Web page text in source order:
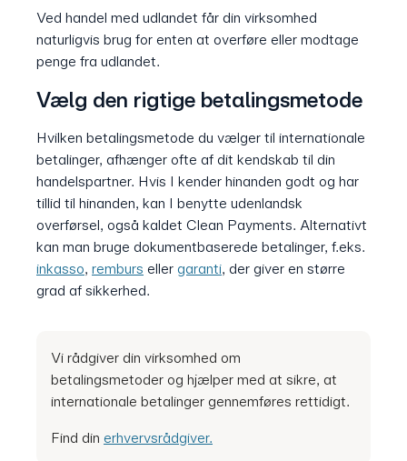
Ved handel med udlandet får din virksomhed
naturligvis brug for enten at overføre eller modtage
penge fra udlandet.
Vælg den rigtige betalingsmetode
Hvilken betalingsmetode du vælger til internationale
betalinger, afhænger ofte af dit kendskab til din
handelspartner. Hvis I kender hinanden godt og har
tillid til hinanden, kan I benytte udenlandsk
overførsel, også kaldet Clean Payments. Alternativt
kan man bruge dokumentbaserede betalinger, f.eks.
inkasso, remburs eller garanti, der giver en større
grad af sikkerhed.
Vi rådgiver din virksomhed om
betalingsmetoder og hjælper med at sikre, at
internationale betalinger gennemføres rettidigt.
Find din erhvervsrådgiver.